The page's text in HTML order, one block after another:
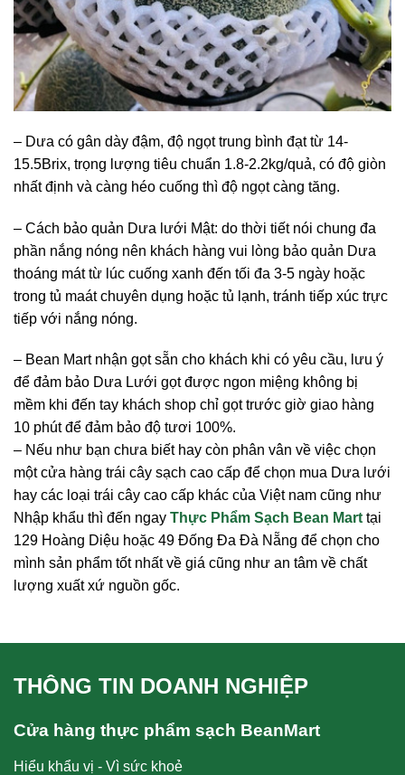
– Dưa có gân dày đậm, độ ngọt trung bình đạt từ 14-
15.5Brix, trọng lượng tiêu chuẩn 1.8-2.2kg/quả, có độ giòn
nhất định và càng héo cuống thì độ ngọt càng tăng.
– Cách bảo quản Dưa lưới Mật: do thời tiết nói chung đa
phần nắng nóng nên khách hàng vui lòng bảo quản Dưa
thoáng mát từ lúc cuống xanh đến tối đa 3-5 ngày hoặc
trong tủ maát chuyên dụng hoặc tủ lạnh, tránh tiếp xúc trực
tiếp với nắng nóng.
– Bean Mart nhận gọt sẵn cho khách khi có yêu cầu, lưu ý
để đảm bảo Dưa Lưới gọt được ngon miệng không bị
mềm khi đến tay khách shop chỉ gọt trước giờ giao hàng
10 phút để đảm bảo độ tươi 100%.
– Nếu như bạn chưa biết hay còn phân vân về việc chọn
một cửa hàng trái cây sạch cao cấp để chọn mua Dưa lưới
hay các loại trái cây cao cấp khác của Việt nam cũng như
Nhập khẩu thì đến ngay Thực Phẩm Sạch Bean Mart tại
129 Hoàng Diệu hoặc 49 Đống Đa Đà Nẵng để chọn cho
mình sản phẩm tốt nhất về giá cũng như an tâm về chất
lượng xuất xứ nguồn gốc.
THÔNG TIN DOANH NGHIỆP
Cửa hàng thực phẩm sạch BeanMart
Hiểu khẩu vị - Vì sức khoẻ